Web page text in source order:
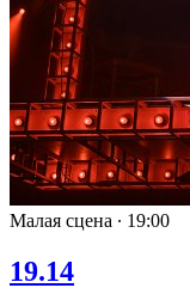
Малая сцена ∙ 19:00
19.14